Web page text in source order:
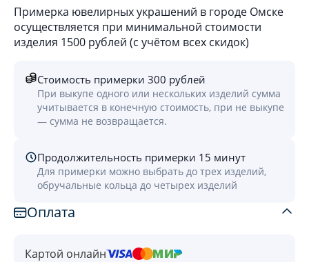
Примерка ювелирных украшений в городе Омске
осуществляется при минимальной стоимости
изделия 1500 рублей (с учётом всех скидок)
Стоимость примерки 300 рублей
При выкупе одного или нескольких изделий сумма
учитывается в конечную стоимость, при не выкупе
— сумма не возвращается.
Продолжительность примерки 15 минут
Для примерки можно выбрать до трех изделий,
обручальные кольца до четырех изделий
Оплата
Картой онлайн